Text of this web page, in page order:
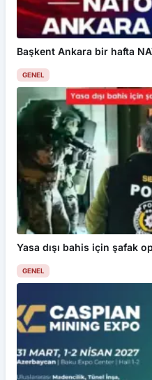
Başkent Ankara bir hafta
GENEL
Yasa dışı bahis için şafak
GENEL